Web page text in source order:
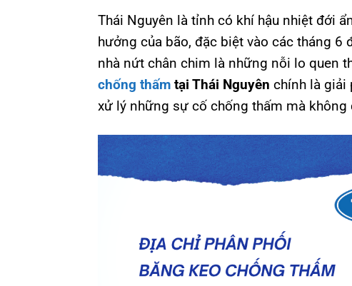
Thái Nguyên là tỉnh có khí hậu nhiệt đới
hưởng của bão, đặc biệt vào các tháng
nhà nứt chân chim là những nỗi lo quen
chống thấm tại Thái Nguyên chính là giải
xử lý những sự cố chống thấm mà không